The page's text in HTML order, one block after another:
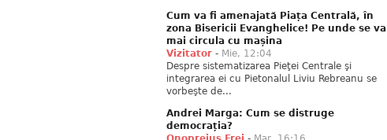
Cum va fi amenajată Piața Centrală, în
zona Bisericii Evanghelice! Pe unde se va
mai circula cu mașina
Vizitator - Mie, 12:04
Despre sistematizarea Pieţei Centrale şi
integrarea ei cu Pietonalul Liviu Rebreanu se
vorbeşte de...
Andrei Marga: Cum se distruge
democrația?